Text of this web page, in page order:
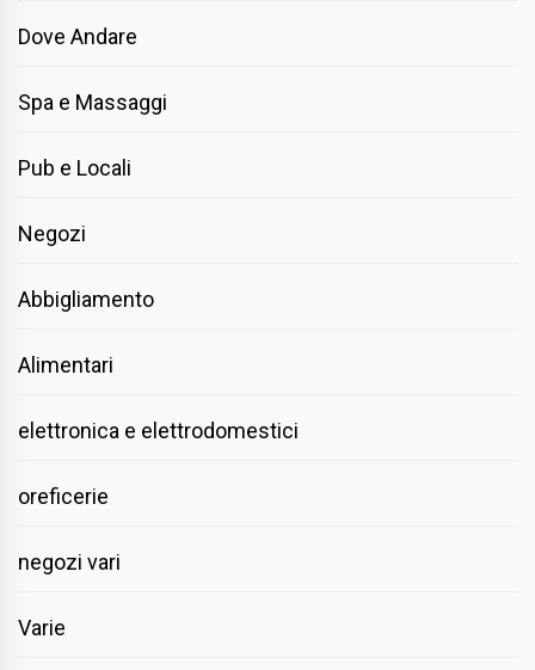
Dove Andare
Spa e Massaggi
Pub e Locali
Negozi
Abbigliamento
Alimentari
elettronica e elettrodomestici
oreficerie
negozi vari
Varie